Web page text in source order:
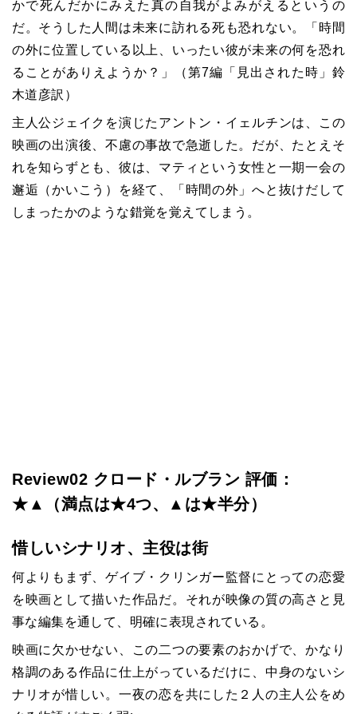
かで死んだかにみえた真の自我がよみがえるというの
だ。そうした人間は未来に訪れる死も恐れない。「時間
の外に位置している以上、いったい彼が未来の何を恐れ
ることがありえようか？」（第7編「見出された時」鈴
木道彦訳）
主人公ジェイクを演じたアントン・イェルチンは、この
映画の出演後、不慮の事故で急逝した。だが、たとえそ
れを知らずとも、彼は、マティという女性と一期一会の
邂逅（かいこう）を経て、「時間の外」へと抜けだして
しまったかのような錯覚を覚えてしまう。
Review02 クロード・ルブラン 評価：
★▲
（満点は★4つ、 ▲ は★半分）
惜しいシナリオ、主役は街
何よりもまず、ゲイブ・クリンガー監督にとっての恋愛
を映画として描いた作品だ。それが映像の質の高さと見
事な編集を通して、明確に表現されている。
映画に欠かせない、この二つの要素のおかげで、かなり
格調のある作品に仕上がっているだけに、中身のないシ
ナリオが惜しい。一夜の恋を共にした２人の主人公をめ